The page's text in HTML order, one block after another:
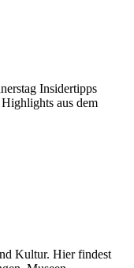
Insidertipps
aus dem
Kultur. Hier findest